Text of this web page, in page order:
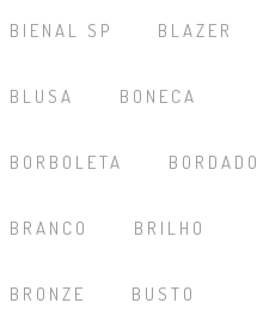
BIENAL SP BLAZER
BLUSA BONECA
BORBOLETA BORDADO
BRANCO BRILHO
BRONZE BUSTO